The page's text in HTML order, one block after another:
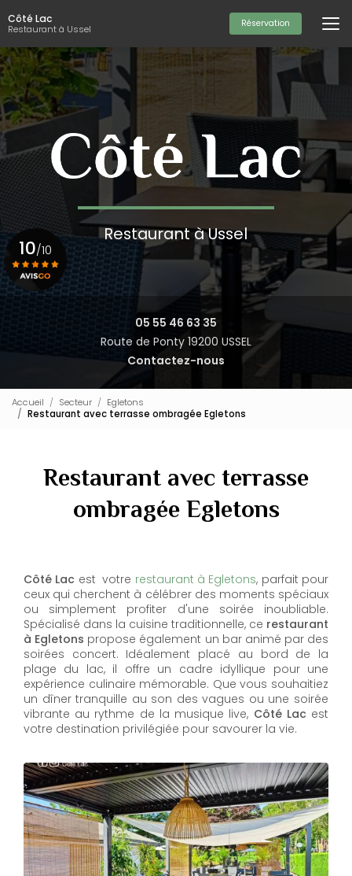
au
contenu
principal
Côté Lac
Restaurant à Ussel Réservation
Restaurant à Ussel
05 55 46 63 35
Route de Ponty 19200 USSEL
Contactez-nous
10/10
Voir le certificat
Accueil Secteur
Egletons
Restaurant avec terrasse ombragée Egletons
Restaurant avec terrasse
ombragée Egletons
Côté Lac est votre restaurant à Egletons, parfait pour
ceux qui cherchent à célébrer des moments spéciaux
ou simplement profiter d'une soirée inoubliable.
Spécialisé dans la cuisine traditionnelle, ce restaurant
à Egletons propose également un bar animé par des
soirées concert. Idéalement placé au bord de la
plage du lac, il offre un cadre idyllique pour une
expérience culinaire mémorable. Que vous souhaitiez
un dîner tranquille au son des vagues ou une soirée
vibrante au rythme de la musique live, Côté Lac est
votre destination privilégiée pour savourer la vie.